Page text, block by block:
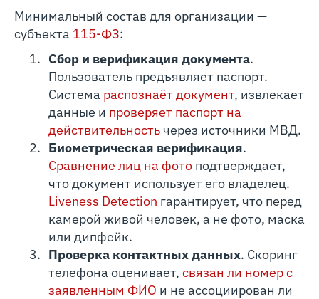
Минимальный состав для организации —
субъекта 115-ФЗ:
Сбор и верификация документа.
Пользователь предъявляет паспорт.
Система распознаёт документ, извлекает
данные и проверяет паспорт на
действительностьчерез источники МВД.
Биометрическая верификация.
Сравнение лиц на фотоподтверждает,
что документ использует его владелец.
Liveness Detection гарантирует, что перед
камерой живой человек, а не фото, маска
или дипфейк.
Проверка контактных данных. Скоринг
телефона оценивает, связан ли номер с
заявленным ФИО и не ассоциирован ли